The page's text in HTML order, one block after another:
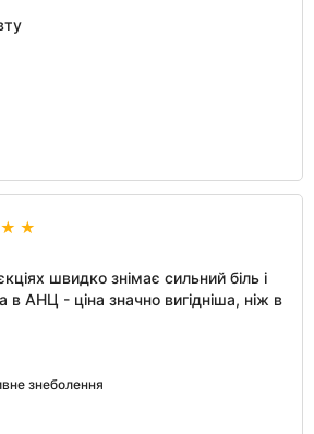
швидко знімає сильний біль і
в АНЦ - ціна значно вигідніша, ніж в
знеболення